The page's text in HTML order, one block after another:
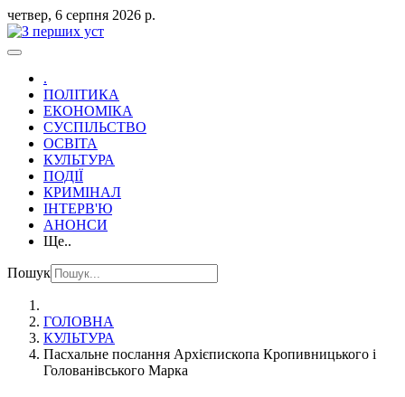
четвер, 6 серпня 2026 р.
.
ПОЛІТИКА
ЕКОНОМІКА
СУСПІЛЬСТВО
ОСВІТА
КУЛЬТУРА
ПОДІЇ
КРИМІНАЛ
ІНТЕРВ'Ю
АНОНСИ
Ще..
Пошук
ГОЛОВНА
КУЛЬТУРА
Пасхальне послання Архієпископа Кропивницького і
Голованівського Марка